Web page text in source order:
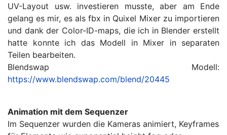
UV-Layout usw. investieren musste, aber am Ende
gelang es mir, es als fbx in Quixel Mixer zu importieren
und dank der Color-ID-maps, die ich in Blender erstellt
hatte konnte ich das Modell in Mixer in separaten
Teilen bearbeiten.
Blendswap Modell:
https://www.blendswap.com/blend/20445
Animation mit dem Sequenzer
Im Sequenzer wurden die Kameras animiert, Keyframes